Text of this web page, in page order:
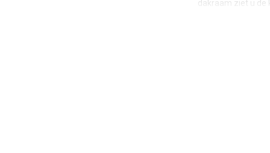
dakraam ziet u de